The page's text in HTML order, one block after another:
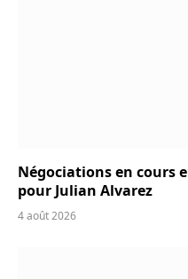
Négociations en cours
pour Julian Alvarez
4 août 2026